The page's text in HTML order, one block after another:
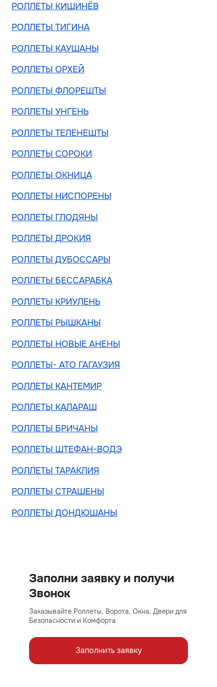
РОЛЛЕТЫ КИШИНЁВ
РОЛЛЕТЫ ТИГИНА
РОЛЛЕТЫ КАУШАНЫ
РОЛЛЕТЫ ОРХЕЙ
РОЛЛЕТЫ ФЛОРЕШТЫ
РОЛЛЕТЫ УНГЕНЬ
РОЛЛЕТЫ ТЕЛЕНЕШТЫ
РОЛЛЕТЫ СОРОКИ
РОЛЛЕТЫ ОКНИЦА
РОЛЛЕТЫ НИСПОРЕНЫ
РОЛЛЕТЫ ГЛОДЯНЫ
РОЛЛЕТЫ ДРОКИЯ
РОЛЛЕТЫ ДУБОССАРЫ
РОЛЛЕТЫ БЕССАРАБКА
РОЛЛЕТЫ КРИУЛЕНЬ
РОЛЛЕТЫ РЫШКАНЫ
РОЛЛЕТЫ НОВЫЕ АНЕНЫ
РОЛЛЕТЫ- АТО ГАГАУЗИЯ
РОЛЛЕТЫ КАНТЕМИР
РОЛЛЕТЫ КАЛАРАШ
РОЛЛЕТЫ БРИЧАНЫ
РОЛЛЕТЫ ШТЕФАН-ВОДЭ
РОЛЛЕТЫ ТАРАКЛИЯ
РОЛЛЕТЫ СТРАШЕНЫ
РОЛЛЕТЫ ДОНДЮШАНЫ
Заполни заявку и получи
Звонок
Заказывайте Роллеты, Ворота, Окна, Двери для
Безопасности и Комфорта
Заполнить заявку